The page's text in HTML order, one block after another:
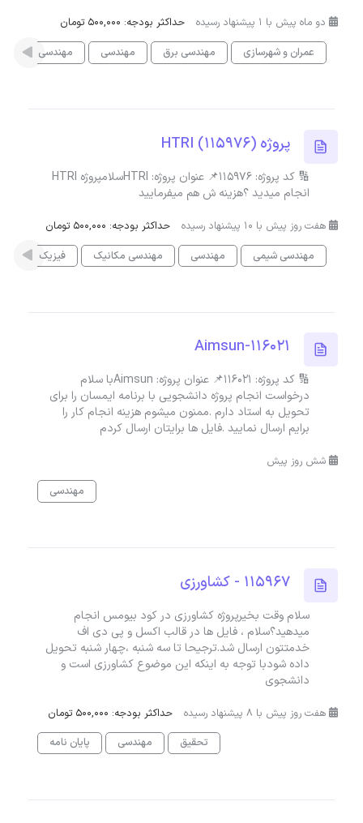
دو ماه پیش با 1 پیشنهاد رسیده
حداکثر بودجه: 500,000 تومان
عمران و شهرسازی
مهندسی برق مهندسی مهندسی مکانیک
پروژه HTRI (115976)
🔢 کد پروژه: 115976📌 عنوان پروژه: HTRIسلامپروژه HTRI
انجام میدید ؟هزینه ش هم میفرمایید
هفت روز پیش با 10 پیشنهاد رسیده
حداکثر بودجه: 500,000 تومان
مهندسی شیمی
مهندسی مهندسی مکانیک فیزیک
Aimsun-116021
🔢 کد پروژه: 116021📌 عنوان پروژه: Aimsunبا سلام
درخواست انجام پروژه دانشجویی با برنامه ایمسان را برای
تحویل به استاد دارم .ممنون میشوم هزینه انجام کار را
برایم ارسال نمایید .فایل ها برایتان ارسال کردم
شش روز پیش
مهندسی
115967 - کشاورزی
سلام وقت بخیرپروژه کشاورزی در کود بیومس انجام
میدهید؟سلام ، فایل ها در قالب اکسل و پی دی اف
خدمتتون ارسال شد.ترجیحا تا سه شنبه ،چهار شنبه تحویل
داده شودبا توجه به اینکه این موضوع کشاورزی است و
دانشجوی
هفت روز پیش با 8 پیشنهاد رسیده
حداکثر بودجه: 500,000 تومان
تحقیق
مهندسی پایان نامه